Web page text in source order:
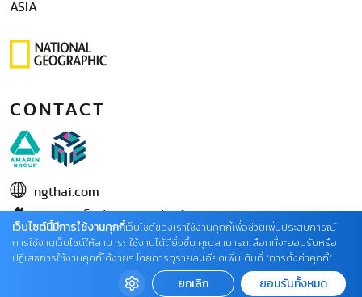
ASIA
CONTACT
ngthai.com
ในเครือ บริษัท อมรินทร์ คอร์เปอเรชั่นส์ จำกัด (มหาชน)
02 422 9999 ต่อ 4220
ติดต่อแจ้งปัญหาหรือร้องเรียน
เว็บไซต์นี้มีการใช้งานคุกกี้เว็บไซต์ของเราใช้งานคุกกี้เพื่อช่วยเพิ่มประสบการณ์
การใช้งานเว็บไซต์ให้สามารถใช้งานได้ดียิ่งขึ้น คุณสามารถเลือกที่จะยอมรับหรือ
ปฏิเสธการใช้งานคุกกี้ได้ง่ายๆ โดยการดูรายละเอียดเพิ่มเติมที่ “การตั้งค่าคุกกี้”
ยกเลิก ยอมรับทั้งหมด